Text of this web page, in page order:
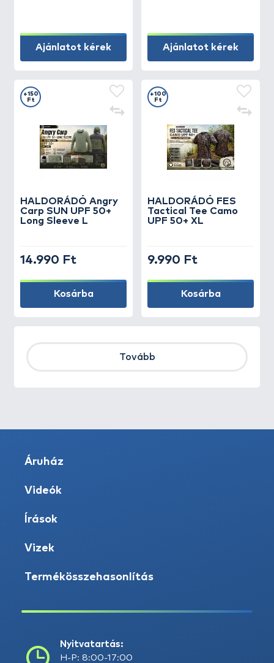
Ajánlatot kérek Ajánlatot kérek
HALDORÁDÓ Angry
Carp SUN UPF 50+
Long Sleeve L
+150
Ft
14.990 Ft
Kosárba
HALDORÁDÓ FES
Tactical Tee Camo
UPF 50+ XL
+100
Ft
9.990 Ft
Kosárba
Tovább
Áruház
Videók
Írások
Vizek
Termékösszehasonlítás
Nyitvatartás:
H-P: 8:00-17:00